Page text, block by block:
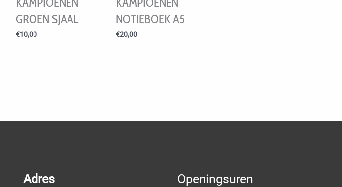
GROEN SJAAL
€10,00
NOTIEBOEK A5
€20,00
Adres Openingsuren